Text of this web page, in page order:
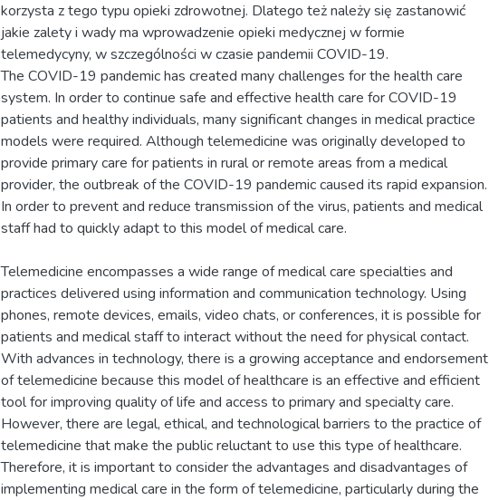
korzysta z tego typu opieki zdrowotnej. Dlatego też należy się zastanowić
jakie zalety i wady ma wprowadzenie opieki medycznej w formie
telemedycyny, w szczególności w czasie pandemii COVID-19.
The COVID-19 pandemic has created many challenges for the health care
system. In order to continue safe and effective health care for COVID-19
patients and healthy individuals, many significant changes in medical practice
models were required. Although telemedicine was originally developed to
provide primary care for patients in rural or remote areas from a medical
provider, the outbreak of the COVID-19 pandemic caused its rapid expansion.
In order to prevent and reduce transmission of the virus, patients and medical
staff had to quickly adapt to this model of medical care.
Telemedicine encompasses a wide range of medical care specialties and
practices delivered using information and communication technology. Using
phones, remote devices, emails, video chats, or conferences, it is possible for
patients and medical staff to interact without the need for physical contact.
With advances in technology, there is a growing acceptance and endorsement
of telemedicine because this model of healthcare is an effective and efficient
tool for improving quality of life and access to primary and specialty care.
However, there are legal, ethical, and technological barriers to the practice of
telemedicine that make the public reluctant to use this type of healthcare.
Therefore, it is important to consider the advantages and disadvantages of
implementing medical care in the form of telemedicine, particularly during the